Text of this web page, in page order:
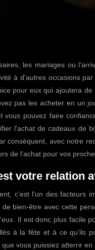
les mariages ou
à d'autres occasions
pour eux qui ajoutera
pas les acheter en un
vous pouvez faire
l'achat de cadeaux de
conséquent, avec notre
de l'achat pour vos
votre relation
c'est l'un des facteurs
de bien-être avec cette
Il est donc plus facile
à la fête et à ce qu'ils
vous puissiez atterrir en